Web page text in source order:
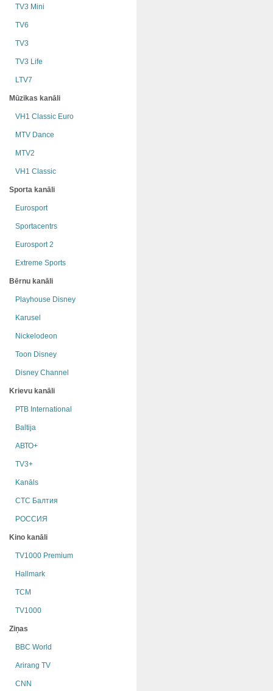
TV3 Mini
TV6
TV3
TV3 Life
LTV7
Mūzikas kanāli
VH1 Classic Euro
MTV Dance
MTV2
VH1 Classic
Sporta kanāli
Eurosport
Sportacentrs
Eurosport 2
Extreme Sports
Bērnu kanāli
Playhouse Disney
Karusel
Nickelodeon
Toon Disney
Disney Channel
Krievu kanāli
РТB International
Baltija
АВТО+
TV3+
Kanāls
СТС Балтия
РОССИЯ
Kino kanāli
TV1000 Premium
Hallmark
TCM
TV1000
Ziņas
BBC World
Arirang TV
CNN